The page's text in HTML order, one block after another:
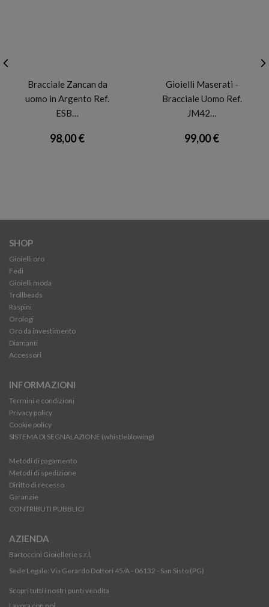
Bracciale Zancan da
uomo in Argento Ref.
ESB…
98,00 €
Gioielli Maserati -
Bracciale Uomo Ref.
JM42…
99,00 €
SHOP
Gioielli oro
Fedi
Gioielli moda
Trollbeads
Raspini
Orologi
Oro da investimento
Diamanti
Accessori
INFORMAZIONI
Termini e condizioni
Privacy policy
Cookie policy
SISTEMA DI SEGNALAZIONE (whistleblowing)
Metodi di pagamento
Metodi di spedizione
Diritto di recesso
Garanzie
CONTRIBUTI PUBBLICI
AZIENDA
Bartoccini Gioiellerie s.r.l.
Sede Legale: Via Gerardo Dottori 45/A - 06132 - San Sisto (PG)
Scopri tutti i nostri punti vendita